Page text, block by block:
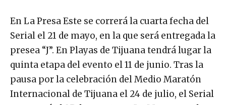
En La Presa Este se correrá la cuarta fecha del
Serial el 21 de mayo, en la que será entregada la
presea “J”. En Playas de Tijuana tendrá lugar la
quinta etapa del evento el 11 de junio. Tras la
pausa por la celebración del Medio Maratón
Internacional de Tijuana el 24 de julio, el Serial